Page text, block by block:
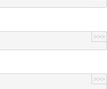
>>>
>>>